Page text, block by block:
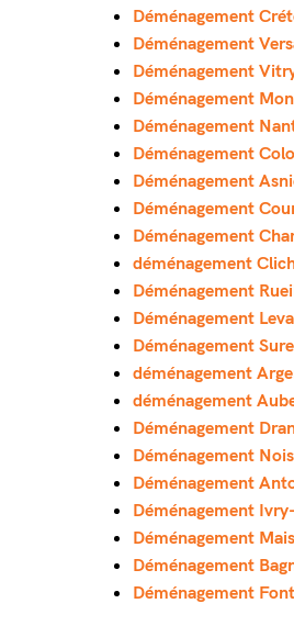
Déménagement
Déménagement
Déménagement
Déménagement
Déménagement
Déménagement
Déménagement
Déménagement
Déménagement
déménagement
Déménagement
Déménagement
Déménagement
déménagement
déménagement
Déménagement
Déménagement
Déménagement
Déménagement
Déménagement
Déménagement
Déménagement